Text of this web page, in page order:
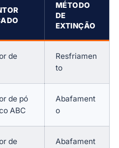
MÉTODO
DE
EXTINÇÃO
de
Resfriamen
to
de pó
ABC
Abafament
o
de Abafament